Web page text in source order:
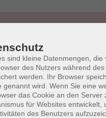
sind kleine Datenmengen,
des Nutzers während
werden. Ihr Browser
genannt wird. Wenn Sie eine
das Cookie an den
für Websites
des Benutzers